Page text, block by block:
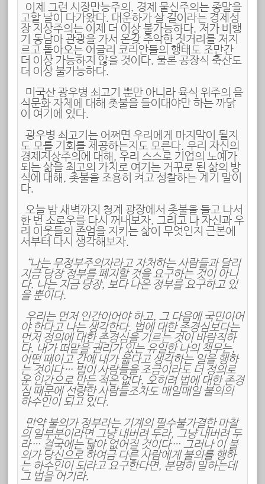
이제 그런 시장만능주의, 경제 물신주의는 종말을
고할 날이 다가왔다. 대운하가 살 길이라는 경제성
장 지상주의는 이제 더 이상 불가능하다. 저가 비행
기 동남아 관광을 가서 온갖 추악한 짓거리를 저지
르고 돌아오는 어글리 코리안들의 행태도 조만간
더 이상 가능하지 않을 것이다. 물론 공장식 축산도
더 이상 불가능하다.
미국산 광우병 쇠고기 뿐만 아니라 육식 위주의 음
식문화 자체에 대해 촛불을 들이대야만 하는 까닭
이 여기에 있다.
광우병 쇠고기는 어쩌면 우리에게 마지막이 될지
도 모를 기회를 제공하는지도 모른다. 우리 자신의
경제지상주의에 대해, 우리 스스로 기업의 노예가
되는 삶을 최고의 가치로 여기는 거꾸로 된 삶의 방
식에 대해, 촛불을 조용히 켜고 성찰하는 계기 말이
다.
오늘 밤 새벽까지 청계 광장에서 촛불을 들고 나서
한 번 소로우를 다시 꺼내보자. 그리고 나 자신과 우
리 이웃들의 존엄을 지키는 삶이 무엇인지 근본에
서부터 다시 생각해보자.
“나는 무정부주의자라고 자처하는 사람들과 달리
지금 당장 정부를 폐지할 것을 요구하는 것이 아니
다. 나는 지금 당장, 보다 나은 정부를 요구하고 있
을 뿐이다.
우리는 먼저 인간이어야 하고, 그 다음에 국민이어
야 한다고 나는 생각한다. 법에 대한 존경심보다는
먼저 정의에 대한 존경심을 기르는 것이 바람직하
다. 내가 떠맡을 권리가 있는 유일한 나의 책무는,
어떤 때이고 간에 내가 옳다고 생각하는 일을 행하
는 것이다… 법이 사람들을 조금이라도 더 정의로
운 인간으로 만든 적은 없다. 오히려 법에 대한 존경
심 때문에 선량한 사람들조차도 매일매일 불의의
하수인이 되고 있다.
만약 불의가 정부라는 기계의 필수불가결한 마찰
의 일부분이라면 그냥 내버려 두라, 그냥 내버려 두
라… 결국에는 닳아 없어질 것이다… 그러나 이 불
의가 당신으로 하여금 다른 사람에게 불의를 행하
는 하수인이 되라고 요구한다면, 분명히 말하는데
그 법을 어기라.